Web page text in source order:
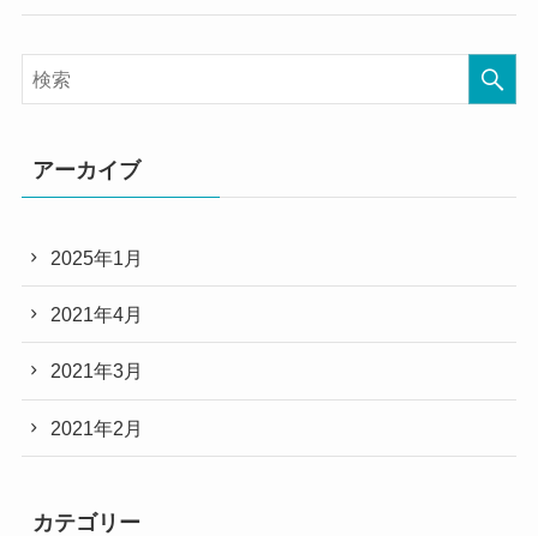
アーカイブ
2025年1月
2021年4月
2021年3月
2021年2月
カテゴリー